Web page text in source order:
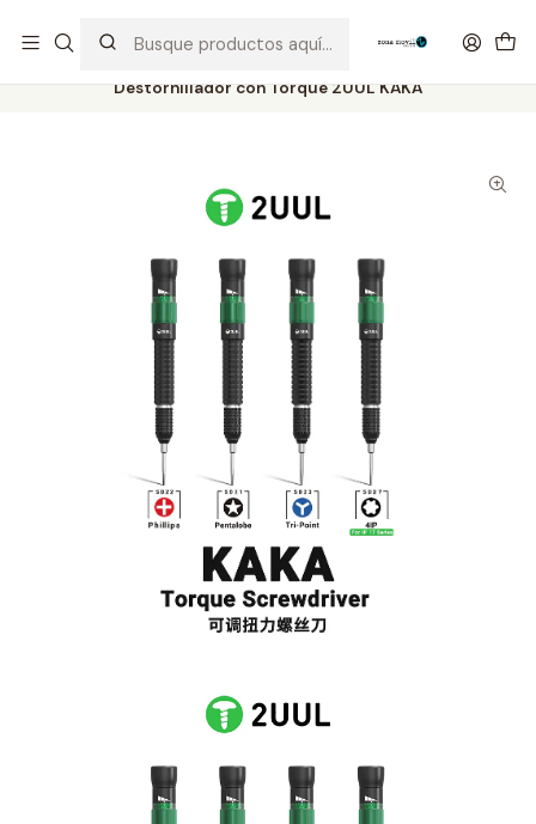
Destornillador con Torque 2UUL KAKA